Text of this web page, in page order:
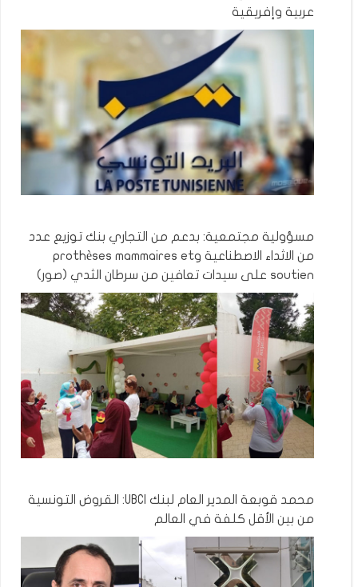
عربية وإفريقية
مسؤولية مجتمعية: بدعم من التجاري بنك توزيع عدد
من الاثداء الاصطناعية وprothèses mammaires et
soutien على سيدات تعافين من سرطان الثدي (صور)
محمد قوبعة المدير العام لبنك UBCI: القروض التونسية
من بين الأقل كلفة في العالم